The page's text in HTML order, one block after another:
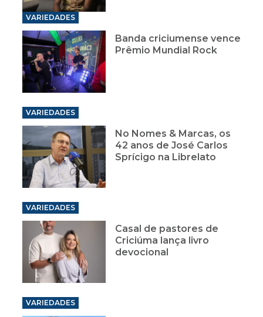
VARIEDADES
Banda criciumense vence
Prêmio Mundial Rock
VARIEDADES
No Nomes & Marcas, os
42 anos de José Carlos
Sprícigo na Librelato
VARIEDADES
Casal de pastores de
Criciúma lança livro
devocional
VARIEDADES